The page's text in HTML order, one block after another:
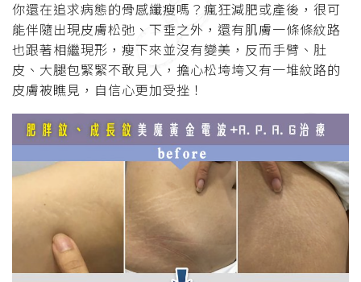
你還在追求病態的骨感纖瘦嗎？瘋狂減肥或產後，很可
能伴隨出現皮膚松弛、下垂之外，還有肌膚一條條紋路
也跟著相繼現形，瘦下來並沒有變美，反而手臂、肚
皮、大腿包緊緊不敢見人，擔心松垮垮又有一堆紋路的
皮膚被瞧見，自信心更加受挫！